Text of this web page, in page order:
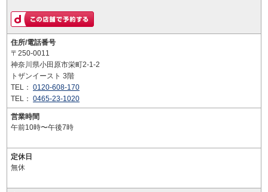
住所/電話番号
〒250-0011
神奈川県小田原市栄町2-1-2
トザンイースト 3階
TEL： 0120-608-170
TEL： 0465-23-1020
営業時間
午前10時〜午後7時
定休日
無休